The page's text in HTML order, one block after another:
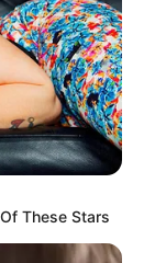
These Stars